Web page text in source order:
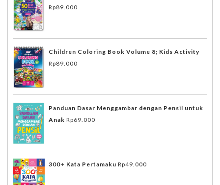
Rp89.000
Children Coloring Book Volume 8; Kids Activity
Rp89.000
Panduan Dasar Menggambar dengan Pensil untuk
Anak Rp69.000
300+ Kata Pertamaku Rp49.000